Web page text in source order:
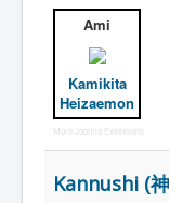
Ami
Kamikita
Heizaemon
More Joomla Extensions
Kannushi (